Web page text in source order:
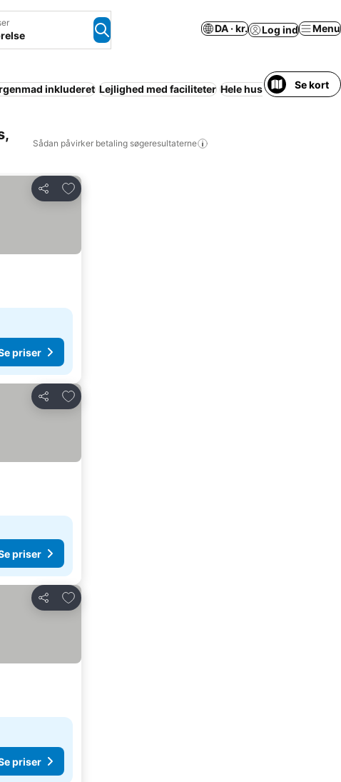
DA · kr. Log ind Menu
inkluderet Lejlighed med faciliteter Hele huset/lejligheden
Se kort
Sådan påvirker betaling søgeresultaterne
Del
Føj til favoritter
priser
Del
Føj til favoritter
priser
Del
Føj til favoritter
priser